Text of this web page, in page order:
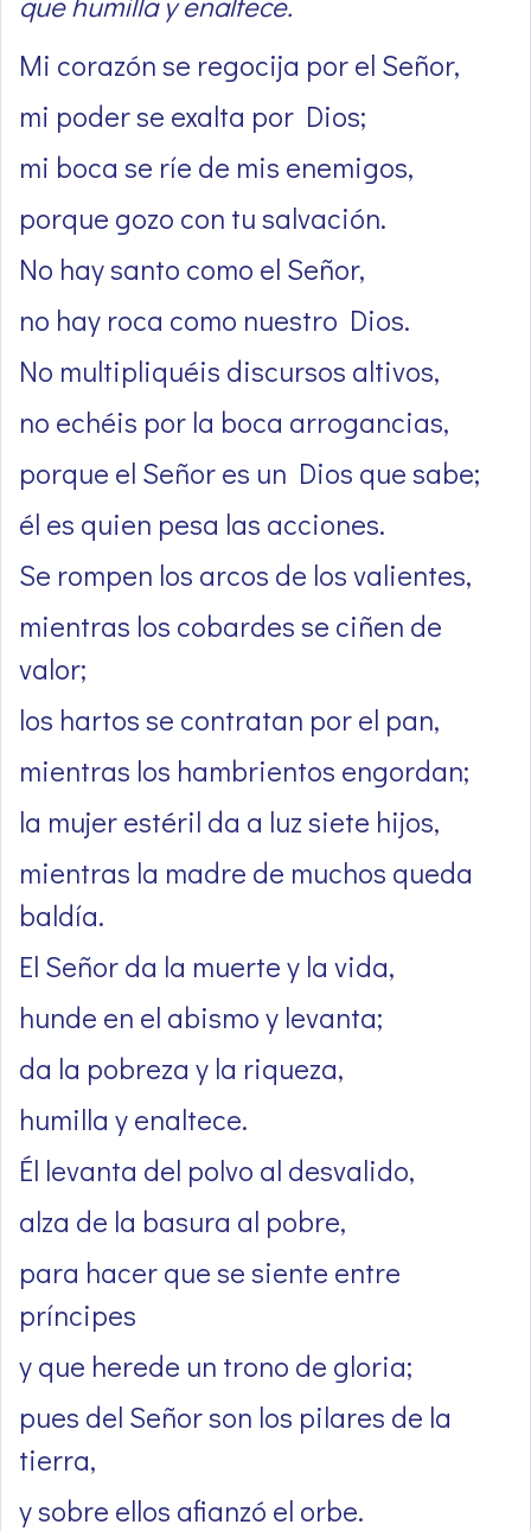
Mi corazón se regocija por el Señor,
mi poder se exalta por Dios;
mi boca se ríe de mis enemigos,
porque gozo con tu salvación.
No hay santo como el Señor,
no hay roca como nuestro Dios.
No multipliquéis discursos altivos,
no echéis por la boca arrogancias,
porque el Señor es un Dios que sabe;
él es quien pesa las acciones.
Se rompen los arcos de los valientes,
mientras los cobardes se ciñen de
valor;
los hartos se contratan por el pan,
mientras los hambrientos engordan;
la mujer estéril da a luz siete hijos,
mientras la madre de muchos queda
baldía.
El Señor da la muerte y la vida,
hunde en el abismo y levanta;
da la pobreza y la riqueza,
humilla y enaltece.
Él levanta del polvo al desvalido,
alza de la basura al pobre,
para hacer que se siente entre
príncipes
y que herede un trono de gloria;
pues del Señor son los pilares de la
tierra,
y sobre ellos afianzó el orbe.